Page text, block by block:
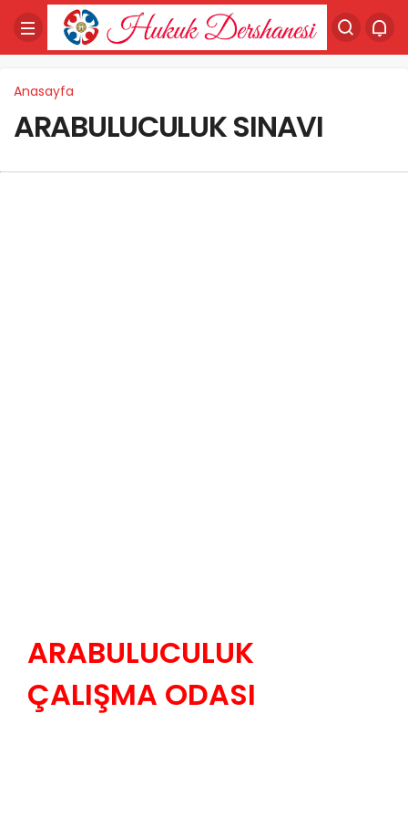
Anasayfa
ARABULUCULUK SINAVI
ARABULUCULUK
ÇALIŞMA ODASI